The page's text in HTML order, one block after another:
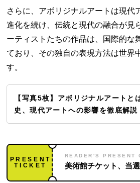
さらに、アボリジナルアートは現代
進化を続け、伝統と現代の融合が見
ーティストたちの作品は、国際的な
ており、その独自の表現方法は世界
す。
【写真5枚】アボリジナルアートと
史、現代アートへの影響を徹底解説
PRESENT
TICKET
READER'S PRESENT
美術館チケット、当選